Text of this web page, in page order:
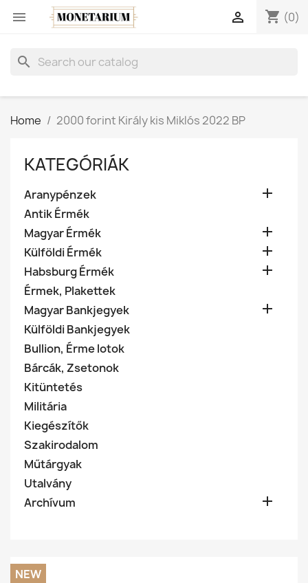
 shopping_cart (0)

search
Home 2000 forint Király kis Miklós 2022 BP
KATEGÓRIÁK
Aranypénzek 
Antik Érmék
Magyar Érmék

Külföldi Érmék 
Habsburg Érmék 
Érmek, Plakettek
Magyar Bankjegyek

Külföldi Bankjegyek
Bullion, Érme lotok
Bárcák, Zsetonok
Kitüntetés
Militária
Kiegészítők
Szakirodalom
Műtárgyak
Utalvány
Archívum

NEW